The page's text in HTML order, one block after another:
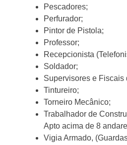
Pescadores;
Perfurador;
Pintor de Pistola;
Professor;
Recepcionista
Soldador;
Supervisores e Fiscais
Tintureiro;
Torneiro Mecânico;
Trabalhador de
Apto acima de 8
Vigia Armado,